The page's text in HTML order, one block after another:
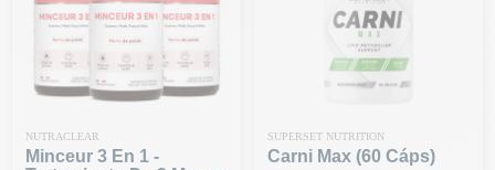
NUTRACLEAR
Minceur 3 En 1 -
SUPERSET NUTRITION
Carni Max (60 Cáps)